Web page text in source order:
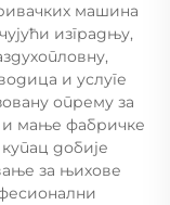
машина
изградњу,
и услуге
опрему за
мање фабричке
добије
за њихове